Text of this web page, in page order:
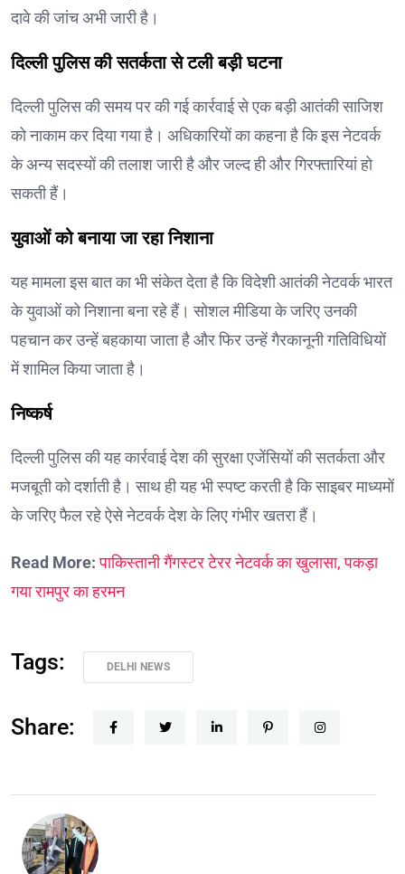
दावे की जांच अभी जारी है।
दिल्ली पुलिस की सतर्कता से टली बड़ी घटना
दिल्ली पुलिस की समय पर की गई कार्रवाई से एक बड़ी आतंकी साजिश
को नाकाम कर दिया गया है। अधिकारियों का कहना है कि इस नेटवर्क
के अन्य सदस्यों की तलाश जारी है और जल्द ही और गिरफ्तारियां हो
सकती हैं।
युवाओं को बनाया जा रहा निशाना
यह मामला इस बात का भी संकेत देता है कि विदेशी आतंकी नेटवर्क भारत
के युवाओं को निशाना बना रहे हैं। सोशल मीडिया के जरिए उनकी
पहचान कर उन्हें बहकाया जाता है और फिर उन्हें गैरकानूनी गतिविधियों
में शामिल किया जाता है।
निष्कर्ष
दिल्ली पुलिस की यह कार्रवाई देश की सुरक्षा एजेंसियों की सतर्कता और
मजबूती को दर्शाती है। साथ ही यह भी स्पष्ट करती है कि साइबर माध्यमों
के जरिए फैल रहे ऐसे नेटवर्क देश के लिए गंभीर खतरा हैं।
Read More:पाकिस्तानी गैंगस्टर टेरर नेटवर्क का खुलासा, पकड़ा
गया रामपुर का हरमन
Tags: DELHI NEWS
Share: